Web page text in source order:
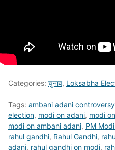
Categories: चुनाव, Loksabha
Tags: ambani adani controversy
election, modi on adani, modi
modi on ambani adani, PM
rahul gandhi, Rahul Gandhi,
adani, rahul gandhi on modi,